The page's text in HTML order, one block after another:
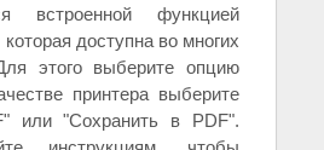
встроенной функцией
доступна во многих
этого выберите опцию
принтера выберите
или "Сохранить в PDF".